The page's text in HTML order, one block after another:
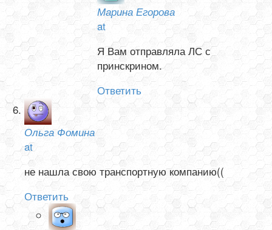
Марина Егорова
at
Я Вам отправляла ЛС с
принскрином.
Ответить
Ольга Фомина
at
не нашла свою транспортную компанию((
Ответить